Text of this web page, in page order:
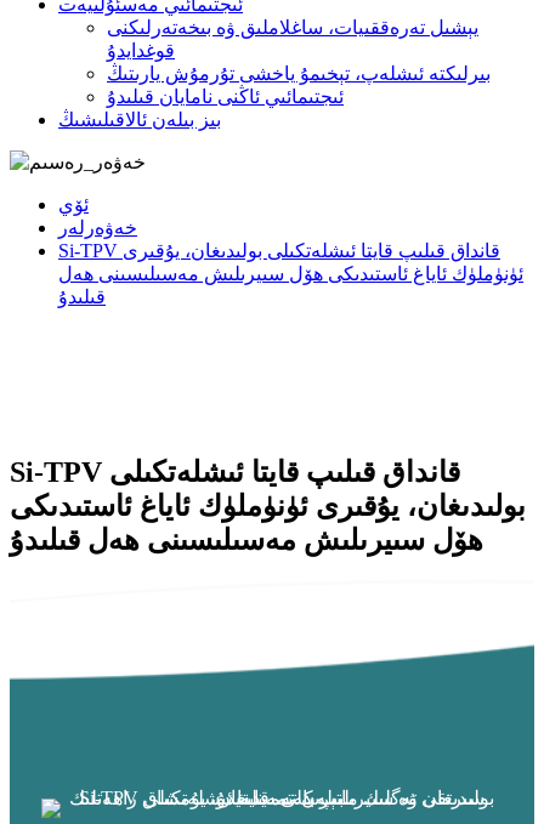
ئىجتىمائىي مەسئۇلىيەت
يېشىل تەرەققىيات، ساغلاملىق ۋە بىخەتەرلىكنى
قوغدايدۇ
بىرلىكتە ئىشلەپ، تېخىمۇ ياخشى تۇرمۇش يارىتىڭ
ئىجتىمائىي ئاڭنى نامايان قىلىدۇ
بىز بىلەن ئالاقىلىشىڭ
ئۆي
خەۋەرلەر
Si-TPV قانداق قىلىپ قايتا ئىشلەتكىلى بولىدىغان، يۇقىرى
ئۈنۈملۈك ئاياغ ئاستىدىكى ھۆل سىيرىلىش مەسىلىسىنى ھەل
قىلىدۇ
Si-TPV قانداق قىلىپ قايتا ئىشلەتكىلى
بولىدىغان، يۇقىرى ئۈنۈملۈك ئاياغ ئاستىدىكى
ھۆل سىيرىلىش مەسىلىسىنى ھەل قىلىدۇ